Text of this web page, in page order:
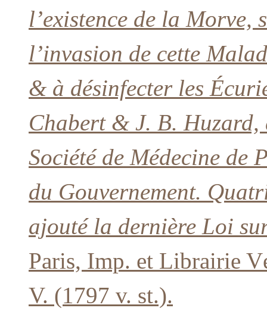
l’existence de la Morve,
l’invasion de cette
& à désinfecter les
Chabert & J. B.
Société de Médecine de
du Gouvernement.
ajouté la dernière Loi
Paris, Imp. et Librairie
V. (1797 v. st.).